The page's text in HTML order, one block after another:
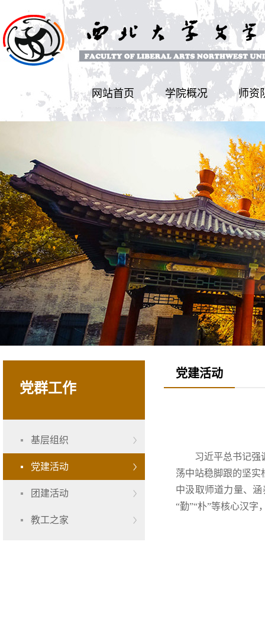
网站首页 学院概况 师资
党群工作
基层组织
党建活动
团建活动
教工之家
党建活动
习近平总书记
荡中站稳脚跟的坚
中汲取师道力量、
“勤”“朴”等核心汉